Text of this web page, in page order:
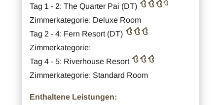
Tag 1 - 2: The Quarter Pai (DT)
Zimmerkategorie: Deluxe Room
Tag 2 - 4: Fern Resort (DT)
Zimmerkategorie:
Tag 4 - 5: Riverhouse Resort
Zimmerkategorie: Standard Room
Enthaltene Leistungen: